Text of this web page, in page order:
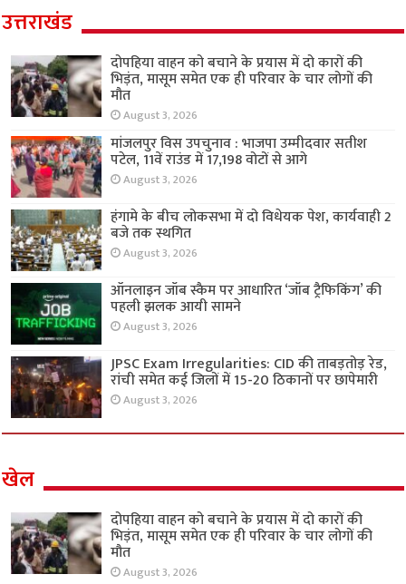
उत्तराखंड
दोपहिया वाहन को बचाने के प्रयास में दो कारों की
भिड़ंत, मासूम समेत एक ही परिवार के चार लोगों की
मौत
August 3, 2026
मांजलपुर विस उपचुनाव : भाजपा उम्मीदवार सतीश
पटेल, 11वें राउंड में 17,198 वोटों से आगे
August 3, 2026
हंगामे के बीच लोकसभा में दो विधेयक पेश, कार्यवाही 2
बजे तक स्थगित
August 3, 2026
ऑनलाइन जॉब स्कैम पर आधारित ‘जॉब ट्रैफिकिंग’ की
पहली झलक आयी सामने
August 3, 2026
JPSC Exam Irregularities: CID की ताबड़तोड़ रेड,
रांची समेत कई जिलों में 15-20 ठिकानों पर छापेमारी
August 3, 2026
खेल
दोपहिया वाहन को बचाने के प्रयास में दो कारों की
भिड़ंत, मासूम समेत एक ही परिवार के चार लोगों की
मौत
August 3, 2026